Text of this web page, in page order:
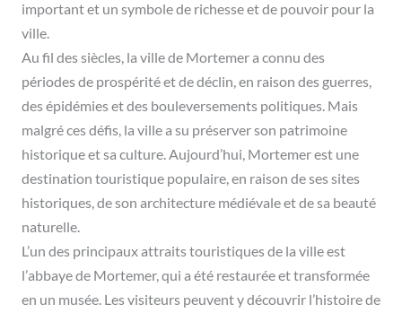
important et un symbole de richesse et de pouvoir pour la
ville.
Au fil des siècles, la ville de Mortemer a connu des
périodes de prospérité et de déclin, en raison des guerres,
des épidémies et des bouleversements politiques. Mais
malgré ces défis, la ville a su préserver son patrimoine
historique et sa culture. Aujourd’hui, Mortemer est une
destination touristique populaire, en raison de ses sites
historiques, de son architecture médiévale et de sa beauté
naturelle.
L’un des principaux attraits touristiques de la ville est
l’abbaye de Mortemer, qui a été restaurée et transformée
en un musée. Les visiteurs peuvent y découvrir l’histoire de